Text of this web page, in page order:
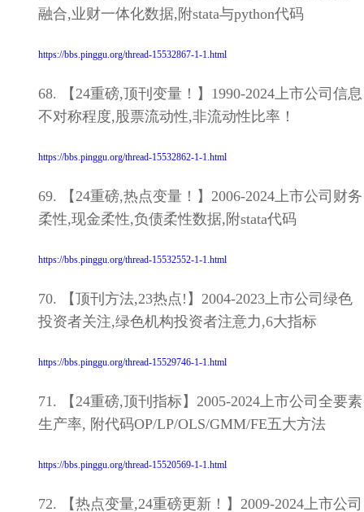
融合,业财一体化数据,附stata与python代码
https://bbs.pinggu.org/thread-15532867-1-1.html
68. 【24重磅,顶刊变量！】1990-2024上市公司信息
不对称程度,股票流动性,非流动性比率！
https://bbs.pinggu.org/thread-15532862-1-1.html
69. 【24重磅,热点变量！】2006-2024上市公司财务
柔性,现金柔性,负债柔性数据,附stata代码
https://bbs.pinggu.org/thread-15532552-1-1.html
70. 【顶刊方法,23热点!】2004-2023上市公司绿色
投资者关注,绿色机构投资者注意力,6大指标
https://bbs.pinggu.org/thread-15529746-1-1.html
71. 【24重磅,顶刊指标】2005-2024上市公司全要素
生产率, 附代码OP/LP/OLS/GMM/FE五大方法
https://bbs.pinggu.org/thread-15520569-1-1.html
72. 【热点变量,24重磅更新！】2009-2024上市公司